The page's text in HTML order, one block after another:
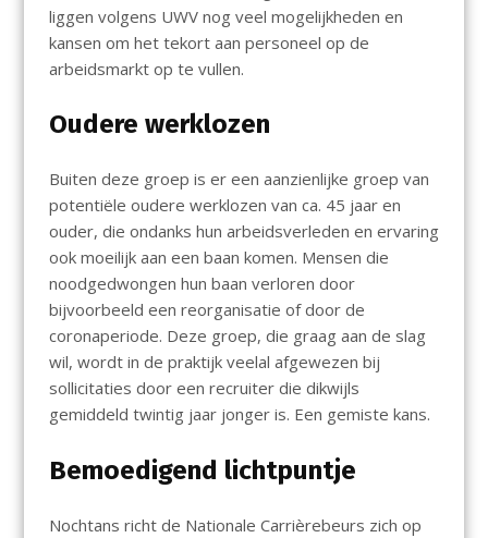
liggen volgens UWV nog veel mogelijkheden en
kansen om het tekort aan personeel op de
arbeidsmarkt op te vullen.
Oudere werklozen
Buiten deze groep is er een aanzienlijke groep van
potentiële oudere werklozen van ca. 45 jaar en
ouder, die ondanks hun arbeidsverleden en ervaring
ook moeilijk aan een baan komen. Mensen die
noodgedwongen hun baan verloren door
bijvoorbeeld een reorganisatie of door de
coronaperiode. Deze groep, die graag aan de slag
wil, wordt in de praktijk veelal afgewezen bij
sollicitaties door een recruiter die dikwijls
gemiddeld twintig jaar jonger is. Een gemiste kans.
Bemoedigend lichtpuntje
Nochtans richt de Nationale Carrièrebeurs zich op